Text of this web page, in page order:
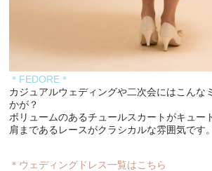
＊FEDORE＊
カジュアルウェディングや二次会にはこんな
かが？
ボリュームのあるチュールスカートがキュー
肩まであるレースがクラシカルな雰囲気です。
＊ウェディングドレス一覧はこちら